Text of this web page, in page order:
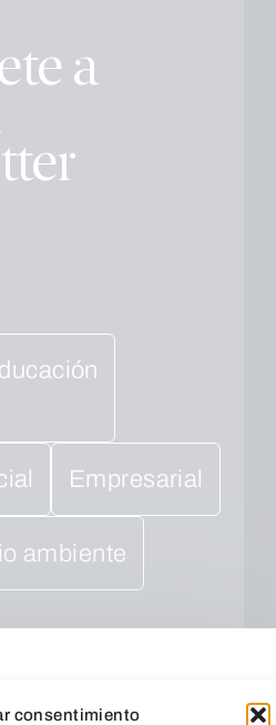
consentimiento
a
Empresarial
ambiente